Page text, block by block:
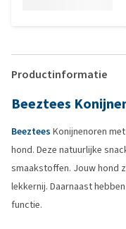
Productinformatie
Beeztees
Beeztees Konijnenoren
hond. Deze natuurlijke
smaakstoffen. Jouw hond
lekkernij. Daarnaast
functie.